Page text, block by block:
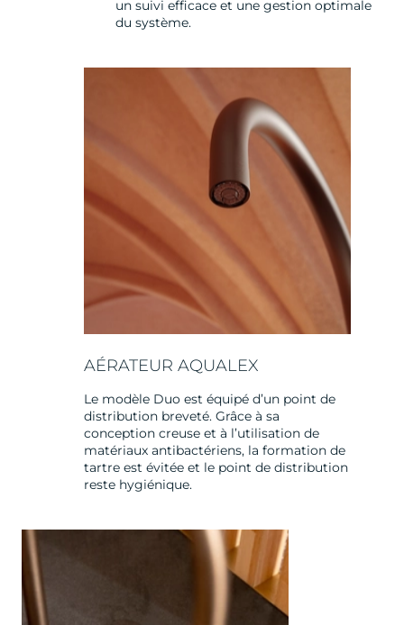
un suivi efficace et une gestion optimale
du système.
AÉRATEUR AQUALEX
Le modèle Duo est équipé d’un point de
distribution breveté. Grâce à sa
conception creuse et à l’utilisation de
matériaux antibactériens, la formation de
tartre est évitée et le point de distribution
reste hygiénique.